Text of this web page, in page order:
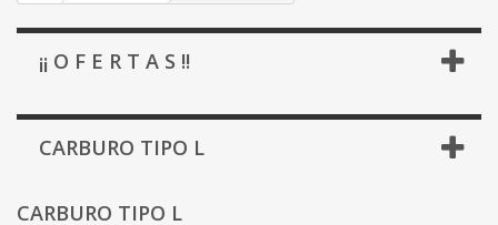
¡¡ O F E R T A S !!
CARBURO TIPO L
CARBURO TIPO L